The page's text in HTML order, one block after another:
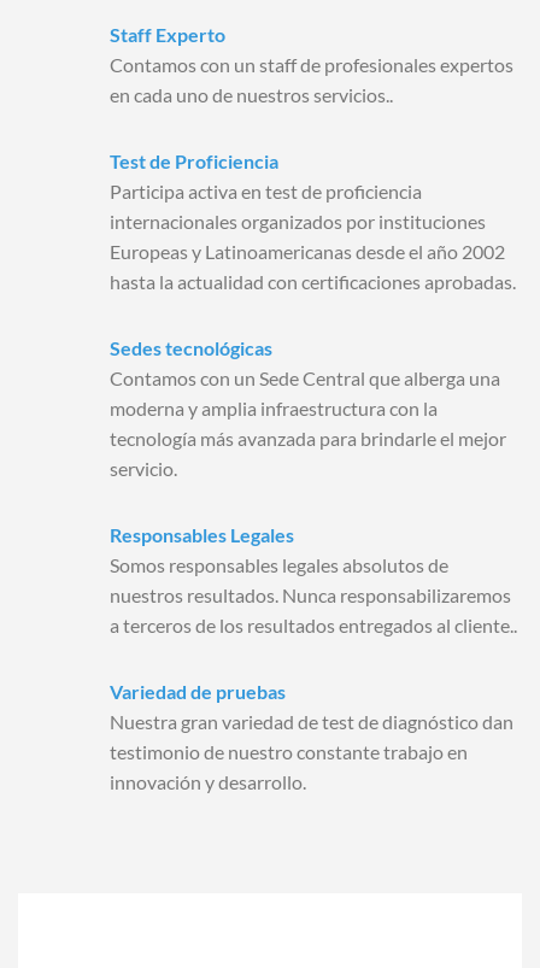
Staff Experto
Contamos con un staff de profesionales expertos
en cada uno de nuestros servicios..
Test de Proficiencia
Participa activa en test de proficiencia
internacionales organizados por instituciones
Europeas y Latinoamericanas desde el año 2002
hasta la actualidad con certificaciones aprobadas.
Sedes tecnológicas
Contamos con un Sede Central que alberga una
moderna y amplia infraestructura con la
tecnología más avanzada para brindarle el mejor
servicio.
Responsables Legales
Somos responsables legales absolutos de
nuestros resultados. Nunca responsabilizaremos
a terceros de los resultados entregados al cliente..
Variedad de pruebas
Nuestra gran variedad de test de diagnóstico dan
testimonio de nuestro constante trabajo en
innovación y desarrollo.